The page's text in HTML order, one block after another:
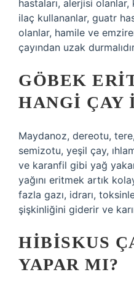
hastaları, alerjisi olanlar,
ilaç kullananlar, guatr
olanlar, hamile ve
çayından uzak
GÖBEK
HANGI ÇAY
Maydanoz, dereotu,
semizotu, yeşil çay,
ve karanfil gibi yağ
yağını eritmek artık
fazla gazı, idrarı,
şişkinliğini giderir ve
HIBISKUS
YAPAR MI?